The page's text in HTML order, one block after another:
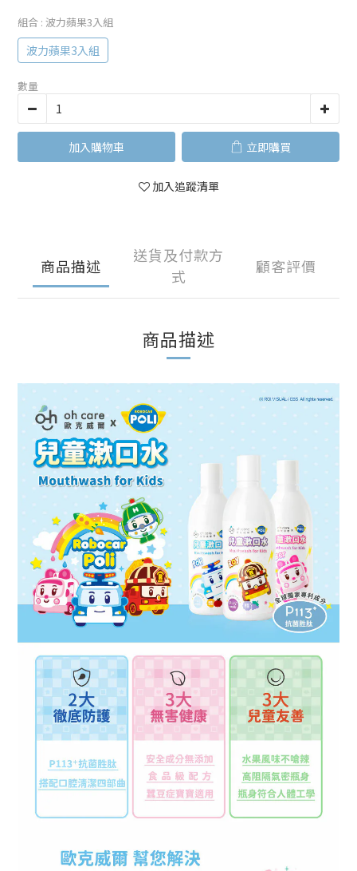
組合 : 波力蘋果3入組
波力蘋果3入組
數量
加入購物車 立即購買
加入追蹤清單
商品描述
送貨及付款方
式
顧客評價
商品描述